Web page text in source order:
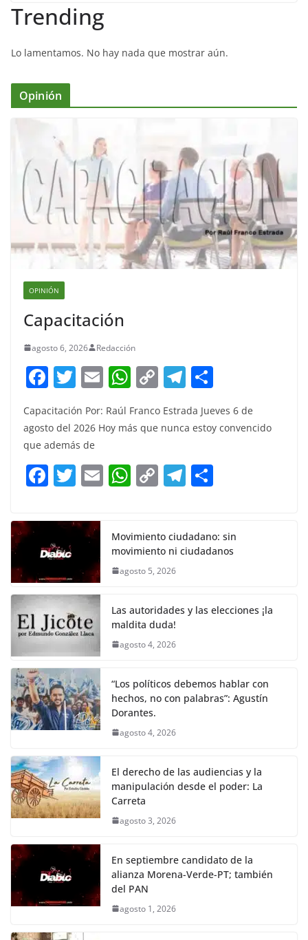
Trending
Lo lamentamos. No hay nada que mostrar aún.
Opinión
OPINIÓN
Capacitación
agosto 6, 2026 Redacción
F
a
c
e
b
o
k
T
itt
er
E
m
ai
W
at
A
p
C
p
Li
n
T
el
e
a
m
ar
e
Capacitación Por: Raúl Franco Estrada Jueves 6 de
agosto del 2026 Hoy más que nunca estoy convencido
que además de
F
c
e
b
o
o
k
T
itt
er
E W
s
A
p
C
y
Li
k
T
gr
a
e
Movimiento ciudadano: sin
movimiento ni ciudadanos
agosto 5, 2026
Las autoridades y las elecciones ¡la
maldita duda!
agosto 4, 2026
“Los políticos debemos hablar con
hechos, no con palabras”: Agustín
Dorantes.
agosto 4, 2026
El derecho de las audiencias y la
manipulación desde el poder: La
Carreta
agosto 3, 2026
En septiembre candidato de la
alianza Morena-Verde-PT; también
del PAN
agosto 1, 2026